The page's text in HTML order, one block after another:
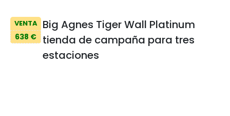
VENTA
638 €
Big Agnes Tiger Wall Platinum
tienda de campaña para tres
estaciones